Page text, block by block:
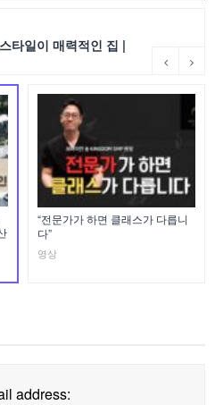
타일이 매력적인 집 |
“전문가가 하면 클래스가 다릅니
다”
영상
address: